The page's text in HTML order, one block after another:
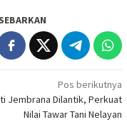
Pos berikutnya
Jembrana Dilantik, Perkuat
Nilai Tawar Tani Nelayan